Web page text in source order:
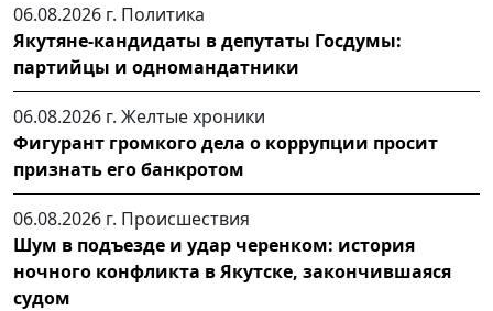
06.08.2026 г. Политика
Якутяне-кандидаты в депутаты Госдумы:
партийцы и одномандатники
06.08.2026 г. Желтые хроники
Фигурант громкого дела о коррупции просит
признать его банкротом
06.08.2026 г. Происшествия
Шум в подъезде и удар черенком: история
ночного конфликта в Якутске, закончившаяся
судом